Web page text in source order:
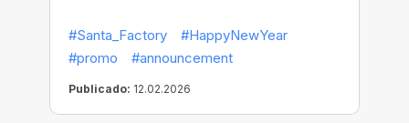
#Santa_Factory
#HappyNewYear
#promo
#announcement
Publicado: 12.02.2026